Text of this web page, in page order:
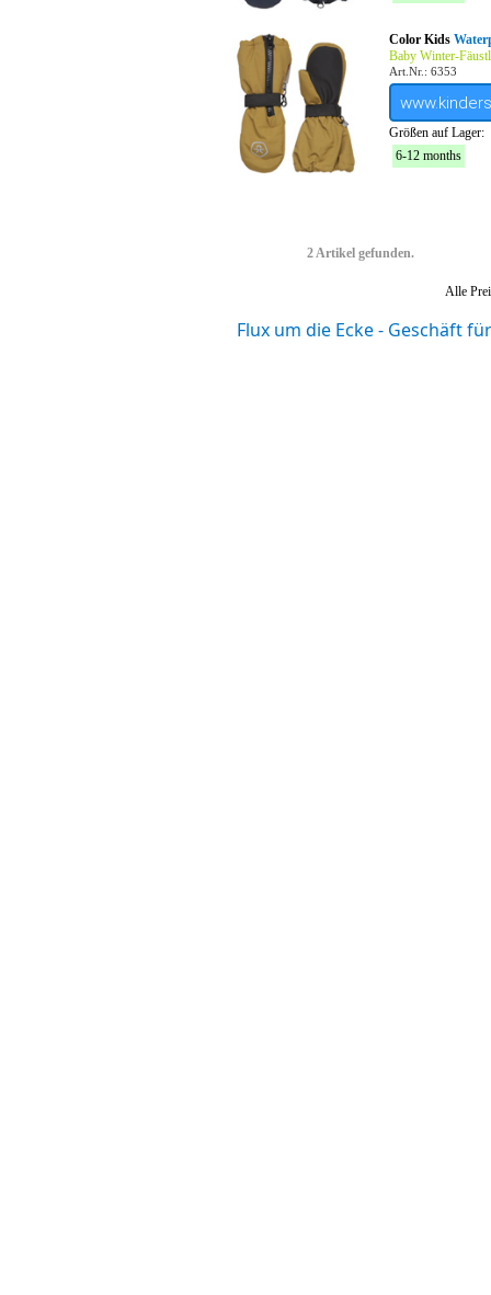
Color Kids
Baby Winter-
Art.Nr.: 6353
Größen auf Lager:
6-12 months
2 Artikel gefunden.
Alle
Flux um die Ecke - Geschäft